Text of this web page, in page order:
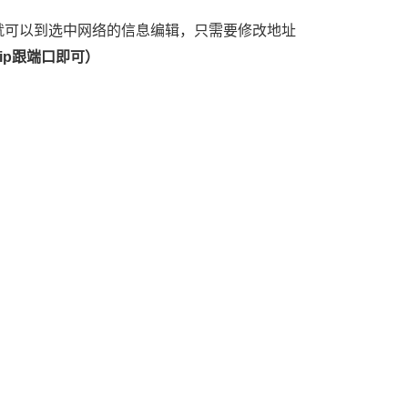
以到选中网络的信息编辑，只需要修改地址
跟端口即可）